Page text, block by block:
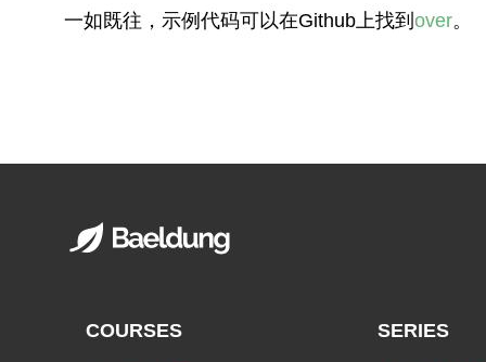
一如既往，示例代码可以在Github上找到 over。
COURSES SERIES